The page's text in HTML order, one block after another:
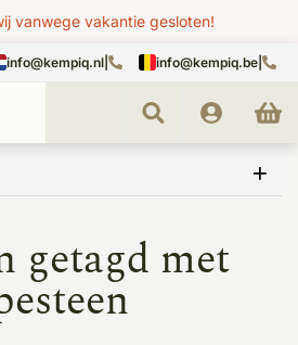
vanwege vakantie gesloten!
info@kempiq.nl info@kempiq.be
getagd met